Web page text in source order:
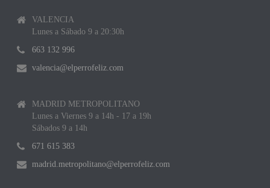
VALENCIA
Lunes a Sábado 9 a 20:30h
663 132 996
valencia@elperrofeliz.com
MADRID METROPOLITANO
Lunes a Viernes 9 a 14h - 17 a 19h
Sábados 9 a 14h
671 615 383
madrid.metropolitano@elperrofeliz.com